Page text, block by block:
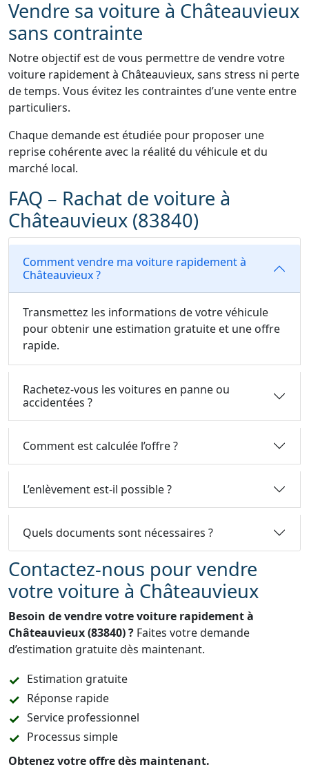
Vendre sa voiture à Châteauvieux
sans contrainte
Notre objectif est de vous permettre de vendre votre
voiture rapidement à Châteauvieux, sans stress ni perte
de temps. Vous évitez les contraintes d’une vente entre
particuliers.
Chaque demande est étudiée pour proposer une
reprise cohérente avec la réalité du véhicule et du
marché local.
FAQ – Rachat de voiture à
Châteauvieux (83840)
Comment vendre ma voiture rapidement à
Châteauvieux ?
Transmettez les informations de votre véhicule
pour obtenir une estimation gratuite et une offre
rapide.
Rachetez-vous les voitures en panne ou
accidentées ?
Comment est calculée l’offre ?
L’enlèvement est-il possible ?
Quels documents sont nécessaires ?
Contactez-nous pour vendre
votre voiture à Châteauvieux
Besoin de vendre votre voiture rapidement à
Châteauvieux (83840) ? Faites votre demande
d’estimation gratuite dès maintenant.
Estimation gratuite
Réponse rapide
Service professionnel
Processus simple
Obtenez votre offre dès maintenant.